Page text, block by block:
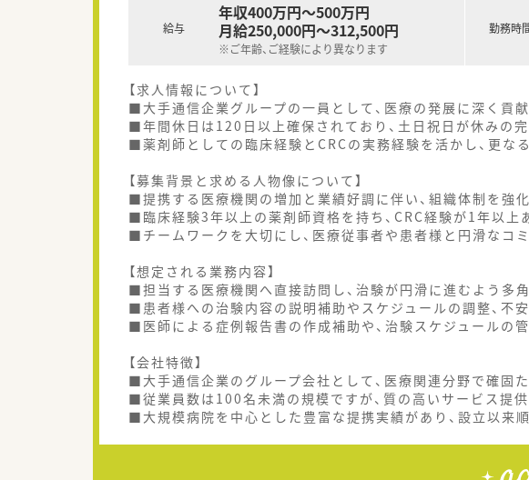
給与
年収400万円～500万円
月給250,000円～312,500円
※ご年齢、ご経験により異なります
勤務時
【求人情報について】
■大手通信企業グループの一員として、医療の発展に深く貢
■年間休日は120日以上確保されており、土日祝日が休みの完
■薬剤師としての臨床経験とCRCの実務経験を活かし、更な
【募集背景と求める人物像について】
■提携する医療機関の増加と業績好調に伴い、組織体制を強
■臨床経験3年以上の薬剤師資格を持ち、CRC経験が1年以上
■チームワークを大切にし、医療従事者や患者様と円滑なコ
【想定される業務内容】
■担当する医療機関へ直接訪問し、治験が円滑に進むよう多
■患者様への治験内容の説明補助やスケジュールの調整、不
■医師による症例報告書の作成補助や、治験スケジュールの
【会社特徴】
■大手通信企業のグループ会社として、医療関連分野で確固
■従業員数は100名未満の規模ですが、質の高いサービス提
■大規模病院を中心とした豊富な提携実績があり、設立以来